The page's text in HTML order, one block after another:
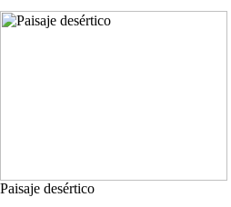
Paisaje desértico